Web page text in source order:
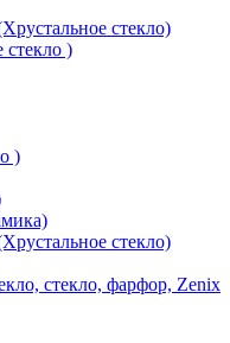
стекло)
)
)
стекло)
стекло, фарфор, Zenix